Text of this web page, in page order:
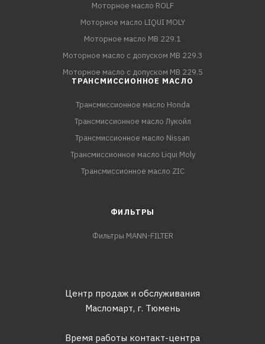
Моторное масло ROLF
Моторное масло LIQUI MOLY
Моторное масло MB 229.1
Моторное масло с допуском MB 229.3
Моторное масло с допуском MB 229.5
ТРАНСМИССИОННОЕ МАСЛО
Трансмиссионное масло Honda
Трансмиссионное масло Лукойл
Трансмиссионное масло Nissan
Трансмиссионное масло Liqui Moly
Трансмиссионное масло ZIC
ФИЛЬТРЫ
Фильтры MANN-FILTER
Центр продаж и обслуживания
Масломарт, г. Тюмень
Время работы контакт-центра